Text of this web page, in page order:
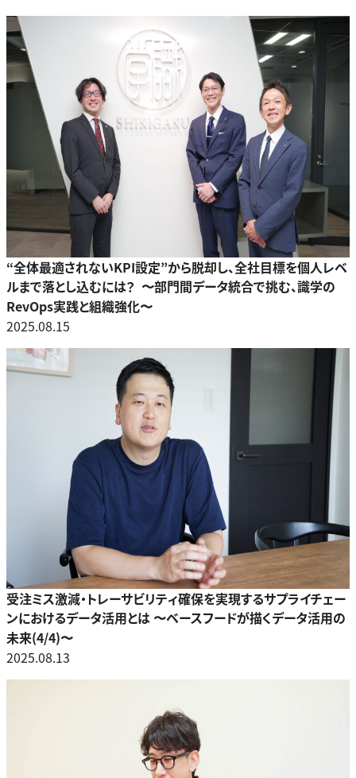
“全体最適されないKPI設定”から脱却し、全社目標を個人レベ
ルまで落とし込むには？ 〜部門間データ統合で挑む、識学の
RevOps実践と組織強化〜
2025.08.15
受注ミス激減・トレーサビリティ確保を実現するサプライチェー
ンにおけるデータ活用とは 〜ベースフードが描くデータ活用の
未来(4/4)〜
2025.08.13